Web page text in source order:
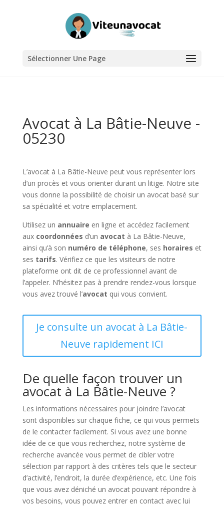
Sélectionner Une Page
Avocat à La Bâtie-Neuve -
05230
L’avocat à La Bâtie-Neuve peut vous représenter lors
d’un procès et vous orienter durant un litige. Notre site
vous donne la possibilité de choisir un avocat basé sur
sa spécialité et votre emplacement.
Utilisez un annuaire en ligne et accédez facilement
aux coordonnées d’un avocat à La Bâtie-Neuve,
ainsi qu’à son numéro de téléphone, ses horaires et
ses tarifs. Vérifiez ce que les visiteurs de notre
plateforme ont dit de ce professionnel avant de
l’appeler. N’hésitez pas à prendre rendez-vous lorsque
vous avez trouvé l’avocat qui vous convient.
Je consulte un avocat à La Bâtie-
Neuve rapidement ICI
De quelle façon trouver un
avocat à La Bâtie-Neuve ?
Les informations nécessaires pour joindre l’avocat
sont disponibles sur chaque fiche, ce qui vous permets
de le contacter facilement. Si vous avez une bonne
idée de ce que vous recherchez, notre système de
recherche avancée vous permet de cibler votre
sélection par rapport à des critères tels que le secteur
d’activité, l’endroit, la durée d’expérience, etc. Une fois
que vous avez déniché un avocat pouvant répondre à
vos besoins, vous pouvez entrer en contact avec lui